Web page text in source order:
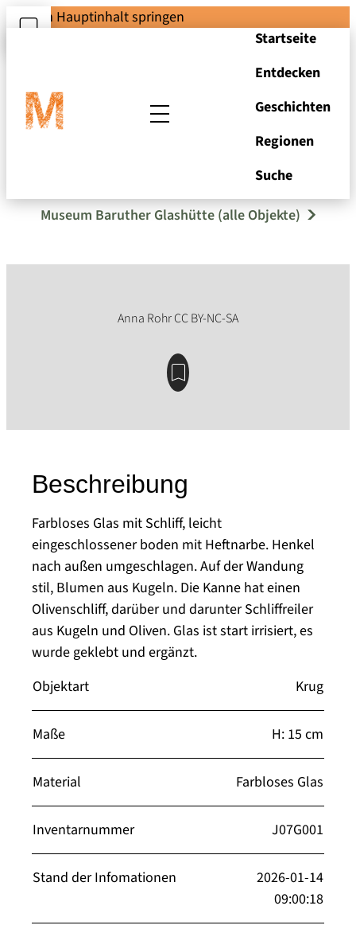
Zum Hauptinhalt springen
Startseite
Entdecken
Geschichten
Regionen
Suche
Kännchen (Krug)
Museum Baruther Glashütte (alle Objekte)
Beschreibung
Farbloses Glas mit Schliff, leicht
eingeschlossener boden mit Heftnarbe. Henkel
nach außen umgeschlagen. Auf der Wandung
stil, Blumen aus Kugeln. Die Kanne hat einen
Olivenschliff, darüber und darunter Schliffreiler
aus Kugeln und Oliven. Glas ist start irrisiert, es
wurde geklebt und ergänzt.
Objektart
Krug
Maße H: 15 cm
Material Farbloses Glas
Inventarnummer J07G001
Stand der Infomationen
2026-01-14
09:00:18